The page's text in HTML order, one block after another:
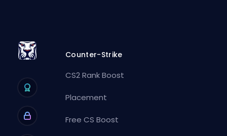
Counter-Strike
CS2 Rank Boost
Placement
Free CS Boost